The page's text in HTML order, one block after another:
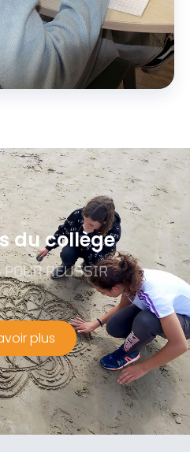
du collège
POUR RÉUSSIR
plus